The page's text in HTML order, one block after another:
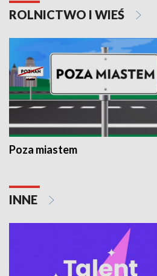
ROLNICTWO I WIEŚ
Poza miastem
INNE